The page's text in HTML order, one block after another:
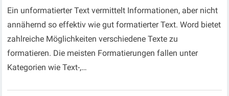
Ein unformatierter Text vermittelt Informationen, aber nicht
annähernd so effektiv wie gut formatierter Text. Word bietet
zahlreiche Möglichkeiten verschiedene Texte zu
formatieren. Die meisten Formatierungen fallen unter
Kategorien wie Text-,…